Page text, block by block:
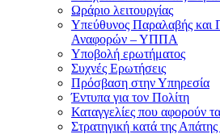
Ωράριο λειτουργίας
Υπεύθυνος Παραλαβής και
Αναφορών – ΥΠΠΑ
Υποβολή ερωτήματος
Συχνές Ερωτήσεις
Πρόσβαση στην Υπηρεσία
Έντυπα για τον Πολίτη
Καταγγελίες που αφορούν
Στρατηγική κατά της